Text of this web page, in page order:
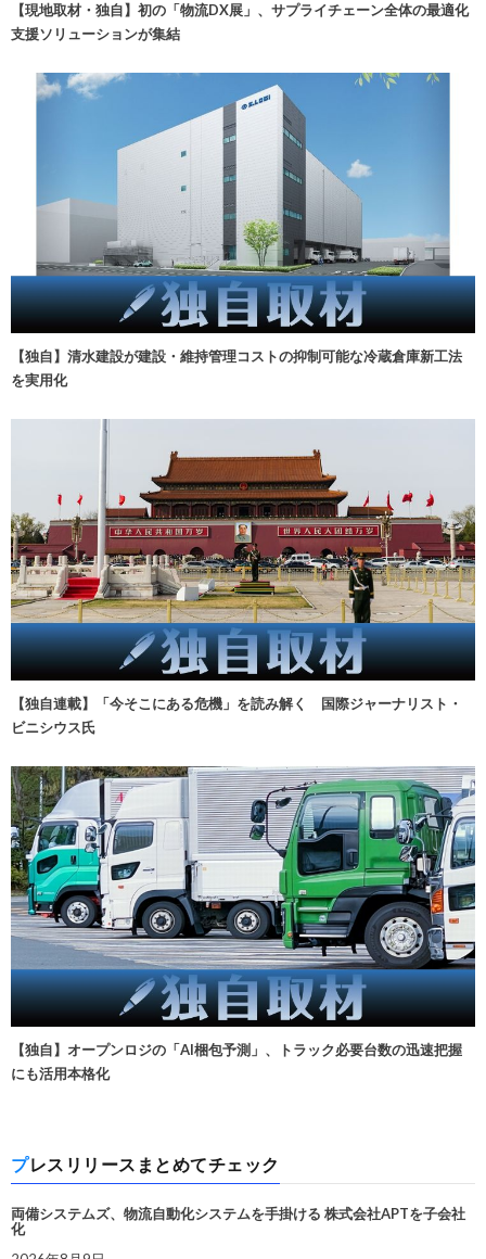
【現地取材・独自】初の「物流DX展」、サプライチェーン全体の最適化
支援ソリューションが集結
【独自】清水建設が建設・維持管理コストの抑制可能な冷蔵倉庫新工法
を実用化
【独自連載】「今そこにある危機」を読み解く 国際ジャーナリスト・
ビニシウス氏
【独自】オープンロジの「AI梱包予測」、トラック必要台数の迅速把握
にも活用本格化
プレスリリースまとめてチェック
両備システムズ、物流自動化システムを手掛ける 株式会社APTを子会社
化